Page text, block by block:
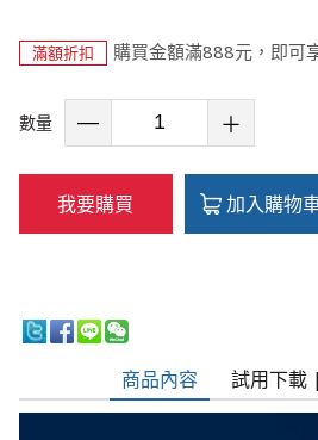
滿額折扣 購買金額滿888元，即可
數量
我要購買 加入購物
商品內容 試用下載